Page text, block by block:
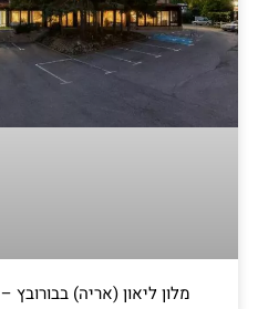
מלון ליאון (אריה) בבורובץ – Hotel LION Borovets